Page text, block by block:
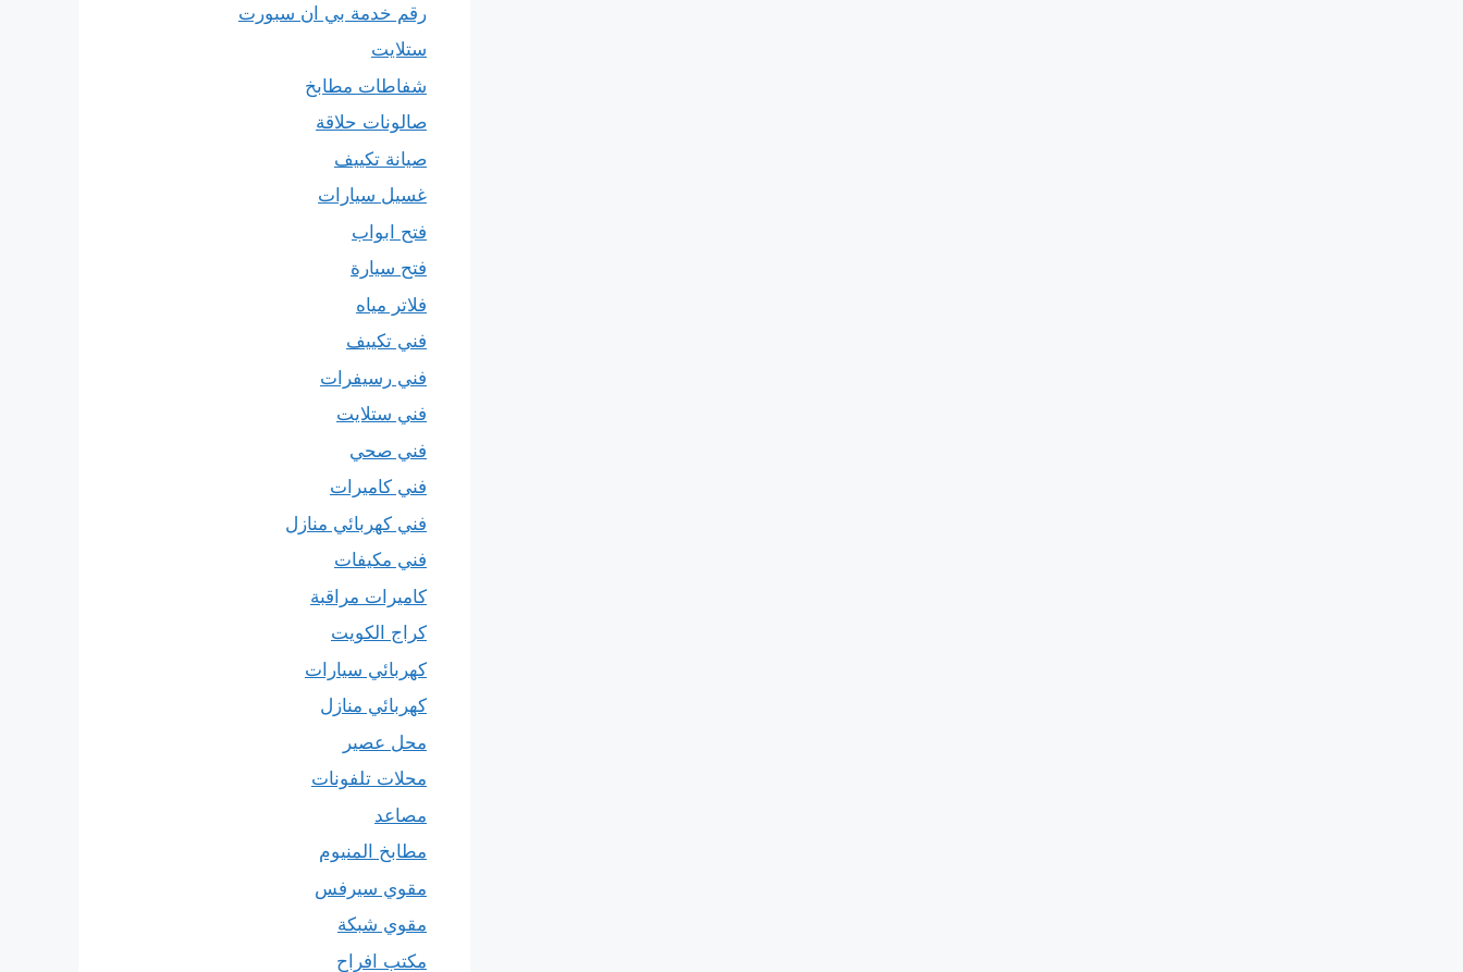
رقم خدمة بي ان سبورت
ستلايت
شفاطات مطابخ
صالونات حلاقة
صيانة تكييف
غسيل سيارات
فتح ابواب
فتح سيارة
فلاتر مياه
فني تكييف
فني رسيفرات
فني ستلايت
فني صحي
فني كاميرات
فني كهربائي منازل
فني مكيفات
كاميرات مراقبة
كراج الكويت
كهربائي سيارات
كهربائي منازل
محل عصير
محلات تلفونات
مصاعد
مطابخ المنيوم
مقوي سيرفس
مقوي شبكة
مكتب افراح